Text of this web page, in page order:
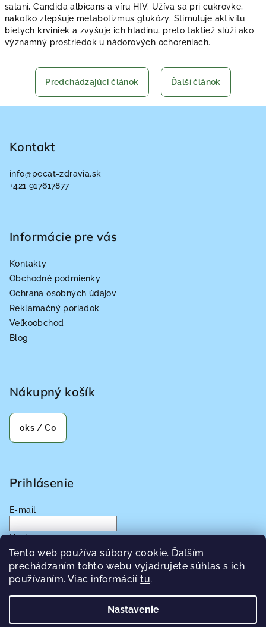
Tento web používa súbory cookie. Ďalším
prechádzaním tohto webu vyjadrujete súhlas s ich
používaním. Viac informáciítu.
Nastavenie
salani, Candida albicans a víru HIV. Užíva sa pri cukrovke,
nakoľko zlepšuje metabolizmus glukózy. Stimuluje aktivitu
bielych krviniek a zvyšuje ich hladinu, preto taktiež slúži ako
významný prostriedok u nádorových ochoreniach.
Predchádzajúci článok Ďalší článok
Kontakt
info@pecat-zdravia.sk
+421 917617877
Informácie pre vás
Kontakty
Obchodné podmienky
Ochrana osobných údajov
Reklamačný poriadok
Veľkoobchod
Blog
Nákupný košík
0ks /€0
Prihlásenie
E-mail
Heslo
Prihlásiť sa
Nová registráciaZabudnuté heslo